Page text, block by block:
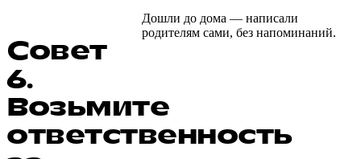
Совет
6.
Возьмите
ответственность
Дошли до дома — написали
родителям сами, без напоминаний.